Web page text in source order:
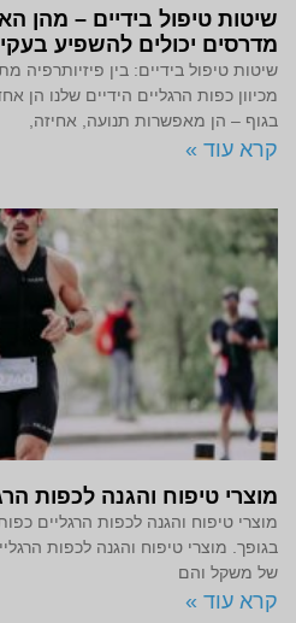
שיטות טיפול בידיים – מהן
מדרסים יכולים להשפיע
שיטות טיפול בידיים: בין
מכיוון כפות הרגליים הידיים שלנו הן
בגוף – הן מאפשרות תנועה, אחיזה,
קרא עוד »
מוצרי טיפוח והגנה לכפות
מוצרי טיפוח והגנה לכפות הרגליים
של משקל והם
קרא עוד »